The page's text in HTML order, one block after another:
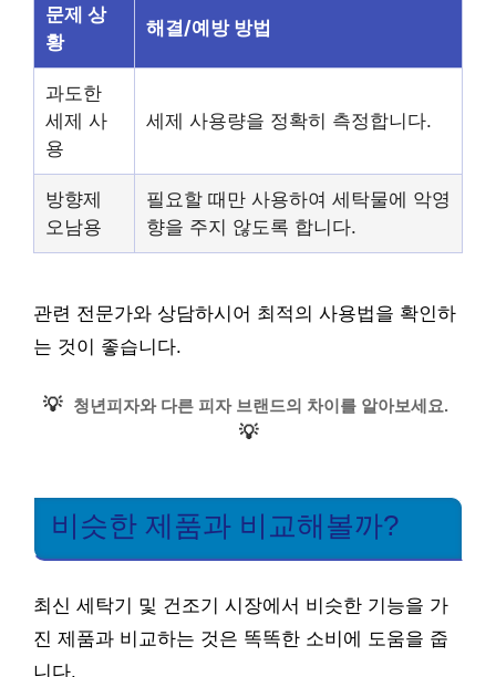
문제 상
황
해결/예방 방법
과도한
세제 사
용
세제 사용량을 정확히 측정합니다.
방향제
오남용
필요할 때만 사용하여 세탁물에 악영
향을 주지 않도록 합니다.
관련 전문가와 상담하시어 최적의 사용법을 확인하
는 것이 좋습니다.
💡 청년피자와 다른 피자 브랜드의 차이를 알아보세요.
💡
비슷한 제품과 비교해볼까?
최신 세탁기 및 건조기 시장에서 비슷한 기능을 가
진 제품과 비교하는 것은 똑똑한 소비에 도움을 줍
니다.